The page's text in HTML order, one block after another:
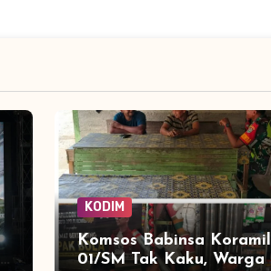
KODIM
Komsos Babinsa Koramil
01/SM Tak Kaku, Warga